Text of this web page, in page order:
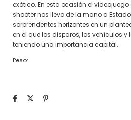
exótico. En esta ocasión el
shooter nos lleva de la mano a
sorprendentes horizontes en un
en el que los disparos, los vehículos
teniendo una importancia capital.
Peso: